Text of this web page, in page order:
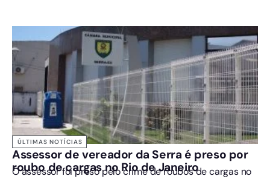
ÚLTIMAS NOTÍCIAS
Assessor de vereador da Serra é preso por
roubo de cargas no Rio de Janeiro
O assessor foi preso pelo crime de roubos de cargas no